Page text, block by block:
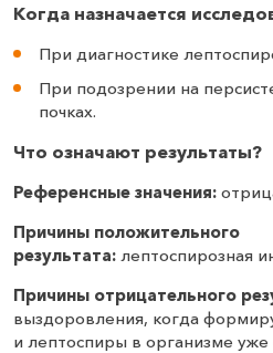
Когда назначается
При диагностике
При подозрении на
почках.
Что означают результаты?
Референсные значения:
Причины положительного
результата: лептоспирозная
Причины отрицательного
выздоровления, когда
и лептоспиры в организме уже